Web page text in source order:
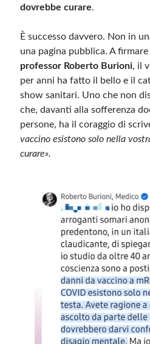
ritenuti offensivi o lesivi dell’immagine o
razzisti o che contengano dati personali non
diritti d’autore, vi invito a comunicarlo via e-
tramite link né del loro contenuto, che può
Accedi
Feed dei contenuti
Feed dei commenti
dovrebbe curare.
È successo davvero. Non in
una pagina pubblica. A
professor Roberto Burioni, il
per anni ha fatto il bello e il
show sanitari. Uno che non
che, davanti alla sofferenza
persone, ha il coraggio di
vaccino esistono solo nella
curare».